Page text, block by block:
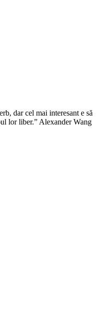
dar cel mai interesant e să
lor liber.” Alexander Wang